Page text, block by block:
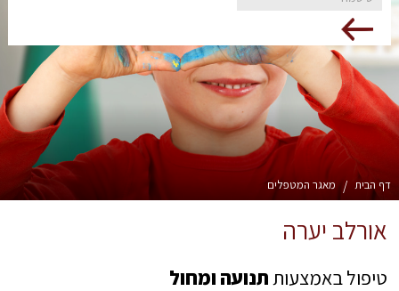
דף הבית / מאגר המטפלים
אורלב יערה
טיפול באמצעותתנועה ומחול